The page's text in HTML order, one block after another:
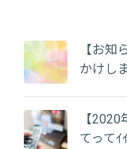
【お知
かけし
【
てって